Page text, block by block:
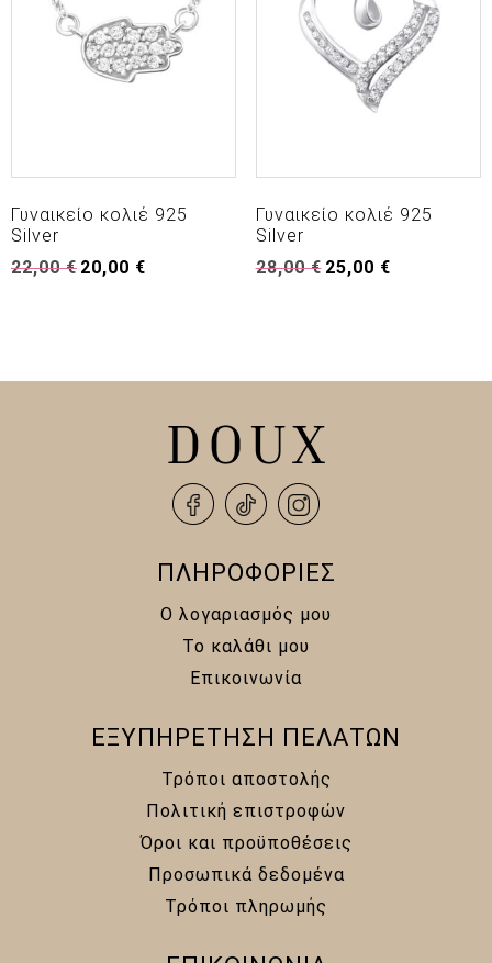
Γυναικείο κολιέ 925
Silver
22,00€ Original
20,00 €
Γυναικείο κολιέ 925
Silver
28,00€ Original
25,00 €Η
ΠΛΗΡΟΦΟΡΙΕΣ
Ο λογαριασμός μου
Το καλάθι μου
Επικοινωνία
ΕΞΥΠΗΡΕΤΗΣΗ ΠΕΛΑΤΩΝ
Τρόποι αποστολής
Πολιτική επιστροφών
Όροι και προϋποθέσεις
Προσωπικά δεδομένα
Τρόποι πληρωμής